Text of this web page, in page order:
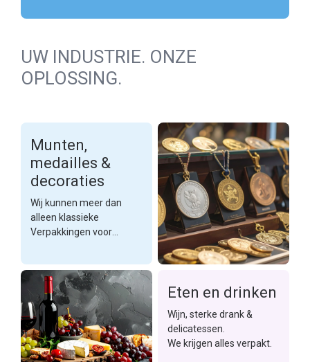
UW INDUSTRIE. ONZE
OPLOSSING.
Munten,
medailles &
decoraties
Wij kunnen meer dan
alleen klassieke
Verpakkingen voor
decoraties, onze
verpakkingen laten de
harten van verzamelaars
sneller kloppen.
Eten en drinken
Wijn, sterke drank &
delicatessen.
We krijgen alles verpakt.